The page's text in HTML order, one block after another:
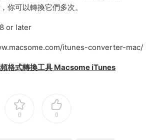
你可以轉換它們多次。
or later
itunes-converter-mac/
格式轉換工具 Macsome iTunes
0 0